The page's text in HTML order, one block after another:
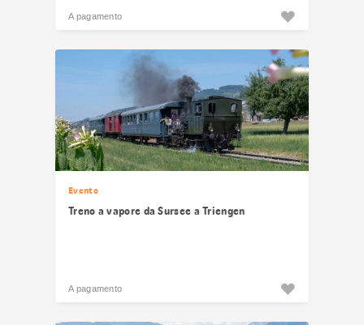
A pagamento
Evento
Treno a vapore da Sursee a Triengen
A pagamento